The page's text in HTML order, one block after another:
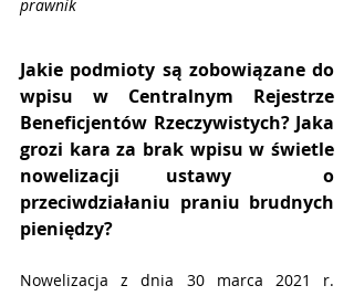
prawnik
Jakie podmioty są zobowiązane do
wpisu w Centralnym Rejestrze
Beneficjentów Rzeczywistych? Jaka
grozi kara za brak wpisu w świetle
nowelizacji ustawy  o
przeciwdziałaniu praniu brudnych
pieniędzy?
Nowelizacja z dnia 30 marca 2021 r.